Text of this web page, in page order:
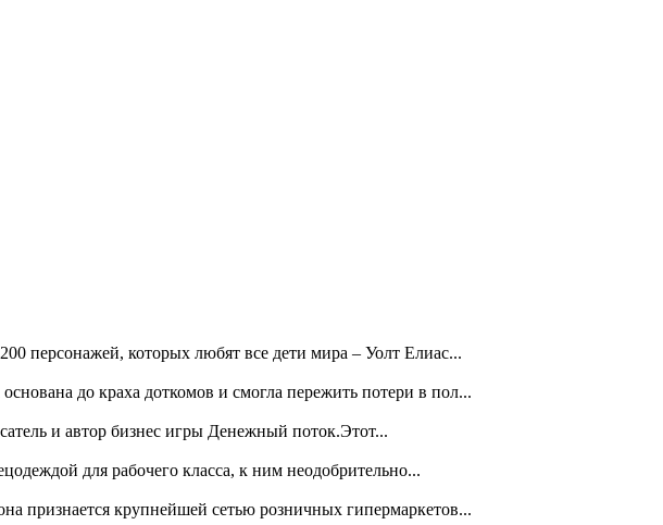
персонажей, которых любят все дети мира – Уолт Елиас...
до краха доткомов и смогла пережить потери в пол...
и автор бизнес игры Денежный поток.Этот...
для рабочего класса, к ним неодобрительно...
признается крупнейшей сетью розничных гипермаркетов...